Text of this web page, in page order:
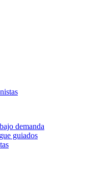
demanda
guiados